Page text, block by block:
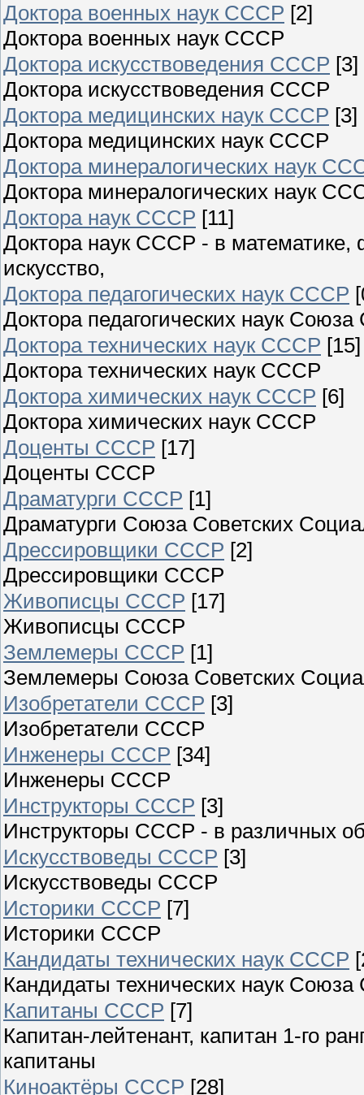
Доктора военных наук СССР [2]
Доктора военных наук СССР
Доктора искусствоведения СССР [3]
Доктора искусствоведения СССР
Доктора медицинских наук СССР [3]
Доктора медицинских наук СССР
Доктора минералогических наук
Доктора минералогических наук
Доктора наук СССР [11]
Доктора наук СССР - в математике,
искусство,
Доктора педагогических наук СССР
Доктора педагогических наук
Доктора технических наук СССР [15]
Доктора технических наук СССР
Доктора химических наук СССР [6]
Доктора химических наук СССР
Доценты СССР [17]
Доценты СССР
Драматурги СССР [1]
Драматурги Союза Советских
Дрессировщики СССР [2]
Дрессировщики СССР
Живописцы СССР [17]
Живописцы СССР
Землемеры СССР [1]
Землемеры Союза Советских
Изобретатели СССР [3]
Изобретатели СССР
Инженеры СССР [34]
Инженеры СССР
Инструкторы СССР [3]
Инструкторы СССР - в различных
Искусствоведы СССР [3]
Искусствоведы СССР
Историки СССР [7]
Историки СССР
Кандидаты технических наук СССР
Кандидаты технических наук
Капитаны СССР [7]
Капитан-лейтенант, капитан 1-го
капитаны
Киноактёры СССР [28]